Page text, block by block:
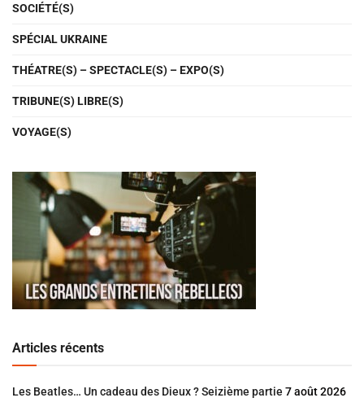
SOCIÉTÉ(S)
SPÉCIAL UKRAINE
THÉATRE(S) – SPECTACLE(S) – EXPO(S)
TRIBUNE(S) LIBRE(S)
VOYAGE(S)
Articles récents
Les Beatles… Un cadeau des Dieux ? Seizième partie 7 août 2026